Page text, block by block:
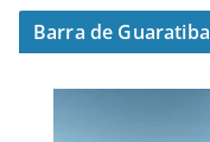
Barra de Guaratiba